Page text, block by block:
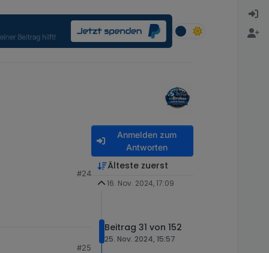
#24
#25
Anmelden zum
Antworten
Älteste zuerst
16. Nov. 2024, 17:09
Beitrag 31 von 152
25. Nov. 2024, 15:57